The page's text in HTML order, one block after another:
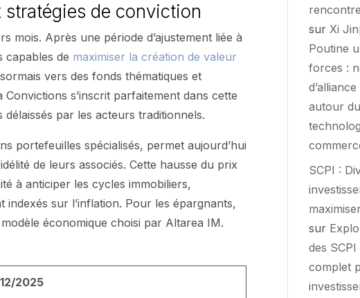
stratégies de conviction
mois. Après une période d’ajustement liée à
capables de maximiser la création de valeur
vers des fonds thématiques et
s’inscrit parfaitement dans cette
par les acteurs traditionnels.
portefeuilles spécialisés, permet aujourd’hui
de leurs associés. Cette hausse du prix
à anticiper les cycles immobiliers,
sur l’inflation. Pour les épargnants,
économique choisi par Altarea IM.
2025
surXi
Poutine
forces :
autour
SCPI :
sur
des
complet